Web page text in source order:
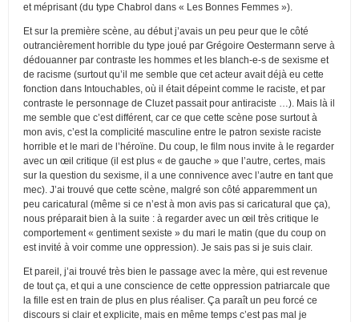
et méprisant (du type Chabrol dans « Les Bonnes Femmes »).
Et sur la première scène, au début j’avais un peu peur que le côté
outrancièrement horrible du type joué par Grégoire Oestermann serve à
dédouanner par contraste les hommes et les blanch-e-s de sexisme et
de racisme (surtout qu’il me semble que cet acteur avait déjà eu cette
fonction dans Intouchables, où il était dépeint comme le raciste, et par
contraste le personnage de Cluzet passait pour antiraciste …). Mais là il
me semble que c’est différent, car ce que cette scène pose surtout à
mon avis, c’est la complicité masculine entre le patron sexiste raciste
horrible et le mari de l’héroïne. Du coup, le film nous invite à le regarder
avec un œil critique (il est plus « de gauche » que l’autre, certes, mais
sur la question du sexisme, il a une connivence avec l’autre en tant que
mec). J’ai trouvé que cette scène, malgré son côté apparemment un
peu caricatural (même si ce n’est à mon avis pas si caricatural que ça),
nous préparait bien à la suite : à regarder avec un œil très critique le
comportement « gentiment sexiste » du mari le matin (que du coup on
est invité à voir comme une oppression). Je sais pas si je suis clair.
Et pareil, j’ai trouvé très bien le passage avec la mère, qui est revenue
de tout ça, et qui a une conscience de cette oppression patriarcale que
la fille est en train de plus en plus réaliser. Ça paraît un peu forcé ce
discours si clair et explicite, mais en même temps c’est pas mal je